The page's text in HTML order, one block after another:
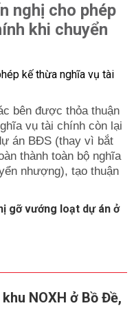
nghị cho phép
khi chuyển
bên được thỏa thuận
vụ tài chính còn lại
án BĐS (thay vì bắt
thành toàn bộ nghĩa
nhượng), tạo thuận
gỡ vướng loạt dự án ở
NOXH ở Bồ Đề,